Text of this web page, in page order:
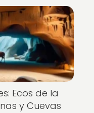
Ecos de la
y Cuevas